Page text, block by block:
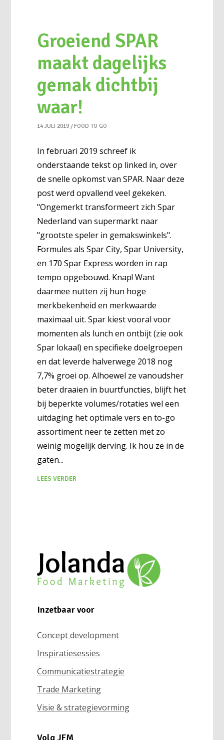
Groeiend SPAR
maakt dagelijks
gemak dichtbij
waar!
14 JULI 2019 FOOD TO GO
In februari 2019 schreef ik
onderstaande tekst op linked in, over
de snelle opkomst van SPAR. Naar deze
post werd opvallend veel gekeken.
"Ongemerkt transformeert zich Spar
Nederland van supermarkt naar
"grootste speler in gemakswinkels".
Formules als Spar City, Spar University,
en 170 Spar Express worden in rap
tempo opgebouwd. Knap! Want
daarmee nutten zij hun hoge
merkbekenheid en merkwaarde
maximaal uit. Spar kiest vooral voor
momenten als lunch en ontbijt (zie ook
Spar lokaal) en specifieke doelgroepen
en dat leverde halverwege 2018 nog
7,7% groei op. Alhoewel ze vanoudsher
beter draaien in buurtfuncties, blijft het
bij beperkte volumes/rotaties wel een
uitdaging het optimale vers en to-go
assortiment neer te zetten met zo
weinig mogelijk derving. Ik hou ze in de
gaten
LEES VERDER
Inzetbaar voor
Concept development
Inspiratiesessies
Communicatiestrategie
Trade Marketing
Visie & strategievorming
Volg JFM